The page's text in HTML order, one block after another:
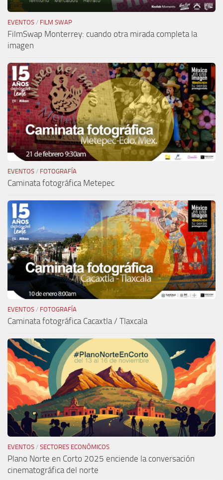
EVENTOS / FILM SWAP
FilmSwap Monterrey: cuando otra mirada completa la
imagen
EVENTOS / FOTOGRAFÍA
Caminata fotográfica Metepec
EVENTOS / FOTOGRAFÍA
Caminata fotográfica Cacaxtla / Tlaxcala
EVENTOS / SECTORES ECONÓMICOS
Plano Norte en Corto 2025 enciende la conversación
cinematográfica del norte